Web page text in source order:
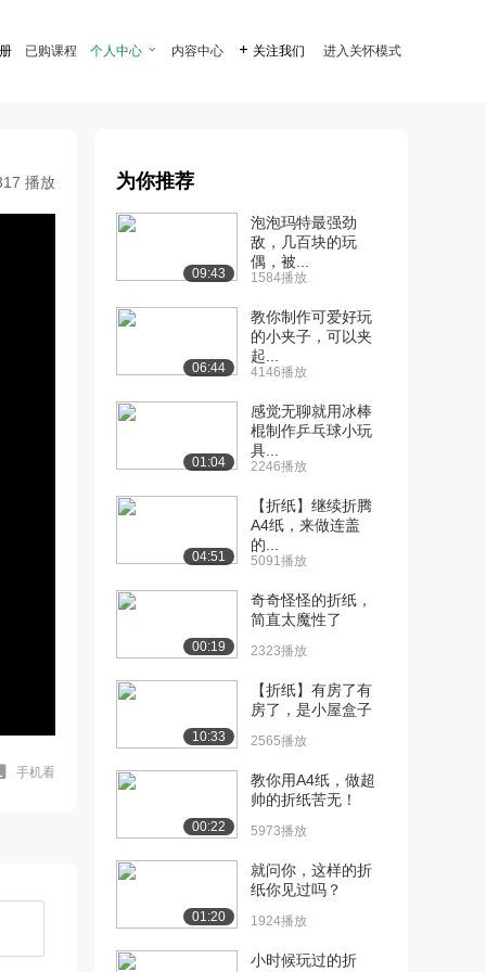
已购课程 个人中心  内容中心  关注我们 进入关怀模式
播放
手机看
为你推荐
09:43
泡泡玛特最强劲
敌，几百块的玩
偶，被...
1584播放
06:44
教你制作可爱好玩
的小夹子，可以夹
起...
4146播放
01:04
感觉无聊就用冰棒
棍制作乒乓球小玩
具...
2246播放
04:51
【折纸】继续折腾
A4纸，来做连盖
的...
5091播放
00:19
奇奇怪怪的折纸，
简直太魔性了
2323播放
10:33
【折纸】有房了有
房了，是小屋盒子
2565播放
00:22
教你用A4纸，做超
帅的折纸苦无！
5973播放
01:20
就问你，这样的折
纸你见过吗？
1924播放
小时候玩过的折